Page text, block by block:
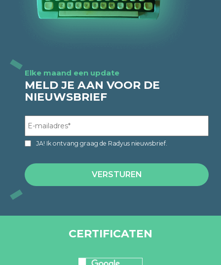
Elke maand een update
MELD JE AAN VOOR DE
NIEUWSBRIEF
JA! Ik ontvang graag de Radyus nieuwsbrief.
CERTIFICATEN